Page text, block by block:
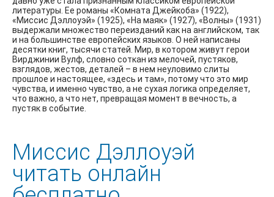
литературы. Ее романы «Комната Джейкоба» (1922),
«Миссис Дэллоуэй» (1925), «На маяк» (1927), «Волны» (1931)
выдержали множество переизданий как на английском, так
и на большинстве европейских языков. О ней написаны
десятки книг, тысячи статей. Мир, в котором живут герои
Вирджинии Вулф, словно соткан из мелочей, пустяков,
взглядов, жестов, деталей – в нем неуловимо слиты
прошлое и настоящее, «здесь и там», потому что это мир
чувства, и именно чувство, а не сухая логика определяет,
что важно, а что нет, превращая момент в вечность, а
пустяк в событие.
Миссис Дэллоуэй
читать онлайн